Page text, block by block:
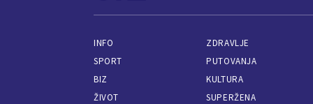
INFO
SPORT
BIZ
ŽIVOT
ZDRAVLJE
PUTOVANJA
KULTURA
SUPERŽENA